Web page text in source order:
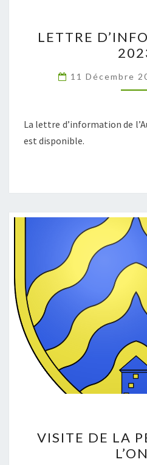
LETTRE
11 Décembre
La lettre d’information de
est disponible.
LA
VISITE DE LA